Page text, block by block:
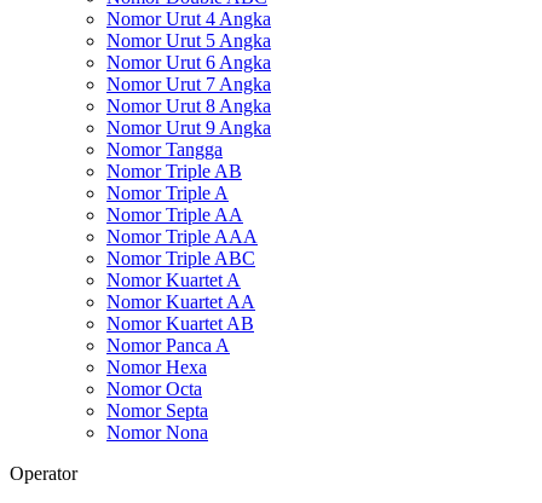
Nomor Urut 4 Angka
Nomor Urut 5 Angka
Nomor Urut 6 Angka
Nomor Urut 7 Angka
Nomor Urut 8 Angka
Nomor Urut 9 Angka
Nomor Tangga
Nomor Triple AB
Nomor Triple A
Nomor Triple AA
Nomor Triple AAA
Nomor Triple ABC
Nomor Kuartet A
Nomor Kuartet AA
Nomor Kuartet AB
Nomor Panca A
Nomor Hexa
Nomor Octa
Nomor Septa
Nomor Nona
Operator